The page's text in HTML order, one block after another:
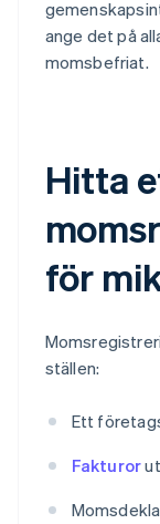
ange det på
momsbefriat.
Hitta
för
ställen:
Ett
Fakturor